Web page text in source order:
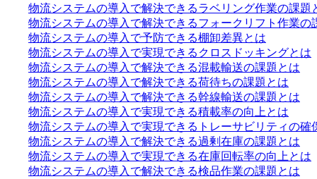
物流システムの導入で解決できるラベリング作業の課題
物流システムの導入で解決できるフォークリフト作業の
物流システムの導入で予防できる棚卸差異とは
物流システムの導入で実現できるクロスドッキングとは
物流システムの導入で解決できる混載輸送の課題とは
物流システムの導入で解決できる荷待ちの課題とは
物流システムの導入で解決できる幹線輸送の課題とは
物流システムの導入で実現できる積載率の向上とは
物流システムの導入で実現できるトレーサビリティの確
物流システムの導入で解決できる過剰在庫の課題とは
物流システムの導入で実現できる在庫回転率の向上とは
物流システムの導入で解決できる検品作業の課題とは